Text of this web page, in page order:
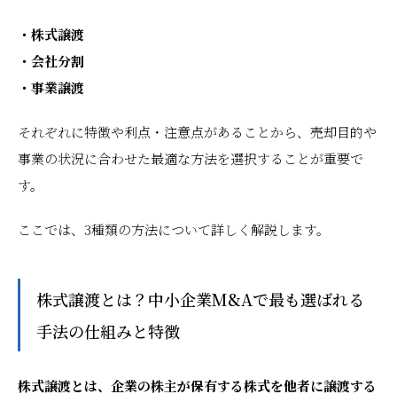
・株式譲渡
・会社分割
・事業譲渡
それぞれに特徴や利点・注意点があることから、売却目的や
事業の状況に合わせた最適な方法を選択することが重要で
す。
ここでは、3種類の方法について詳しく解説します。
株式譲渡とは？中小企業M&Aで最も選ばれる
手法の仕組みと特徴
株式譲渡とは、企業の株主が保有する株式を他者に譲渡する